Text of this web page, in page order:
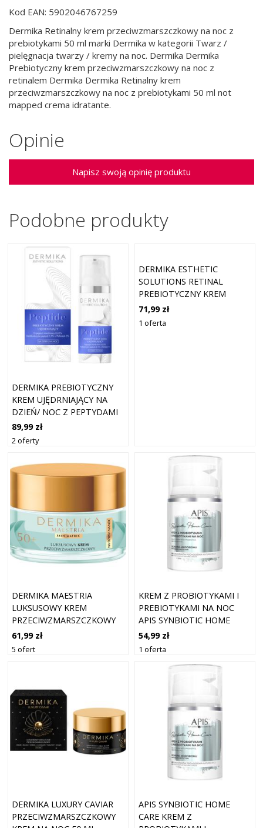
Kod EAN: 5902046767259
Dermika Retinalny krem przeciwzmarszczkowy na noc z
prebiotykami 50 ml marki Dermika w kategorii Twarz /
pielęgnacja twarzy / kremy na noc. Dermika Dermika
Prebiotyczny krem przeciwzmarszczkowy na noc z
retinalem Dermika Dermika Retinalny krem
przeciwzmarszczkowy na noc z prebiotykami 50 ml not
mapped crema idratante.
Opinie
Napisz swoją opinię produktu
Podobne produkty
DERMIKA PREBIOTYCZNY
KREM UJĘDRNIAJĄCY NA
DZIEŃ/ NOC Z PEPTYDAMI
89,99 zł
2 oferty
DERMIKA ESTHETIC
SOLUTIONS RETINAL
PREBIOTYCZNY KREM
PRZECIWZMARSZCZKOWY
NA NOC KREMY DO
71,99 zł
1 oferta
DERMIKA MAESTRIA
LUKSUSOWY KREM
PRZECIWZMARSZCZKOWY
50+ 50 ML
61,99 zł
5 ofert
KREM Z PROBIOTYKAMI I
PREBIOTYKAMI NA NOC
APIS SYNBIOTIC HOME
CARE 50 ML
54,99 zł
1 oferta
DERMIKA LUXURY CAVIAR
PRZECIWZMARSZCZKOWY
APIS SYNBIOTIC HOME
CARE KREM Z